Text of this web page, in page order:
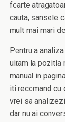
foarte
cauta, sansele
mult mai mari
Pentru a
uitam la pozitia
manual in
iti recomand cu
vrei sa
dar nu ai